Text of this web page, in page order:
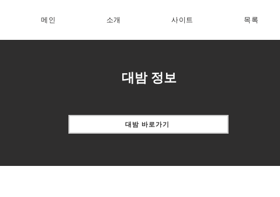
메인 소개 사이트 목록
대밤 정보
대밤 바로가기